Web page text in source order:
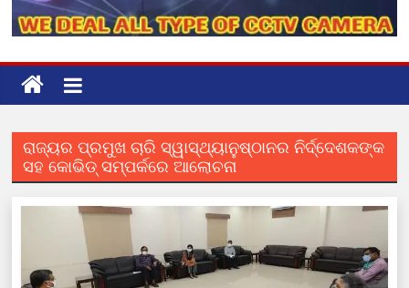
ରାଜ୍ୟର ପ୍ରମୁଖ ଚାରି ସ୍ୱାସ୍ଥ୍ୟାନୁଷ୍ଠାନର ନିର୍ଦ୍ଦେଶକଙ୍କ
ସହ କୋଭିଡ୍ ସମ୍ପର୍କରେ ଆଲୋଚନା